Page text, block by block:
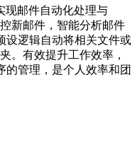
现邮件自动化处理与
新邮件，智能分析邮件
设逻辑自动将相关文件或
。有效提升工作效率，
的管理，是个人效率和团